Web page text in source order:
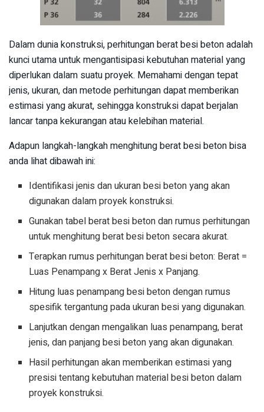
Dalam dunia konstruksi, perhitungan berat besi beton adalah
kunci utama untuk mengantisipasi kebutuhan material yang
diperlukan dalam suatu proyek. Memahami dengan tepat
jenis, ukuran, dan metode perhitungan dapat memberikan
estimasi yang akurat, sehingga konstruksi dapat berjalan
lancar tanpa kekurangan atau kelebihan material.
Adapun langkah-langkah menghitung berat besi beton bisa
anda lihat dibawah ini:
Identifikasi jenis dan ukuran besi beton yang akan
digunakan dalam proyek konstruksi.
Gunakan tabel berat besi beton dan rumus perhitungan
untuk menghitung berat besi beton secara akurat.
Terapkan rumus perhitungan berat besi beton: Berat =
Luas Penampang x Berat Jenis x Panjang.
Hitung luas penampang besi beton dengan rumus
spesifik tergantung pada ukuran besi yang digunakan.
Lanjutkan dengan mengalikan luas penampang, berat
jenis, dan panjang besi beton yang akan digunakan.
Hasil perhitungan akan memberikan estimasi yang
presisi tentang kebutuhan material besi beton dalam
proyek konstruksi.